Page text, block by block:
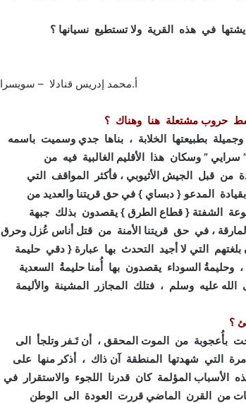
في هذه القرية ولا تستطيع نسيانها ؟
أ.محمد إدريس قنادلا – سويسرا
حروب مشتعلة هنا وهناك ؟
بطبيعتها الخلابة ، بناها جدي وسميت باسمه
إقليم ” سرايي ” وسكان هذا الأقليم الغالبية فيه من
قبل الجيش الأثيوبي ، فأكثر المواقف التي
المدعو { دبساي } في حق قريتنا والعديد من
الشفتة { قطاع الطرق } يقصدون بذلك جبهة
، في حق قريتنا الأمنة من قتل أناس عُزل وحرق
التي لا أجيد التحدث بها عبارة { دقي حليمة
وحليمةُ السوداء يقصدون بها أُمنا حليمةُ السعدية
عليه وسلم ، فتلك المجازر المشينة والأليمة
؟
بأُعجوبة من الموت المحقق ، أن تَـفر وتلجأ الى
التي شهدتها المنطقة آن ذاك ، أذكر منها على
المؤلمة كان قدرنا اللجوء والاستقرار في
من القرن الماضي قررت العودة الى الوطن